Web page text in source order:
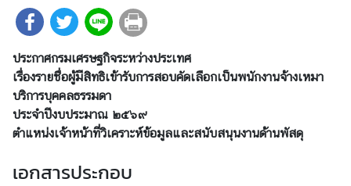
ษ
กิ
จ
ร
ะ
ห
า
ประกาศกรมเศรษฐกิจระหว่างประเทศ
เรื่องรายชื่อผู้มีสิทธิเข้ารับการสอบคัดเลือกเป็นพนักงานจ้างเหมา
บริการบุคคลธรรมดา
ประจำปีงบประมาณ ๒๕๖๙
ตำแหน่งเจ้าหน้าที่วิเคราะห์ข้อมูลและสนับสนุนงานด้านพัสดุ
เอกสารประกอบ